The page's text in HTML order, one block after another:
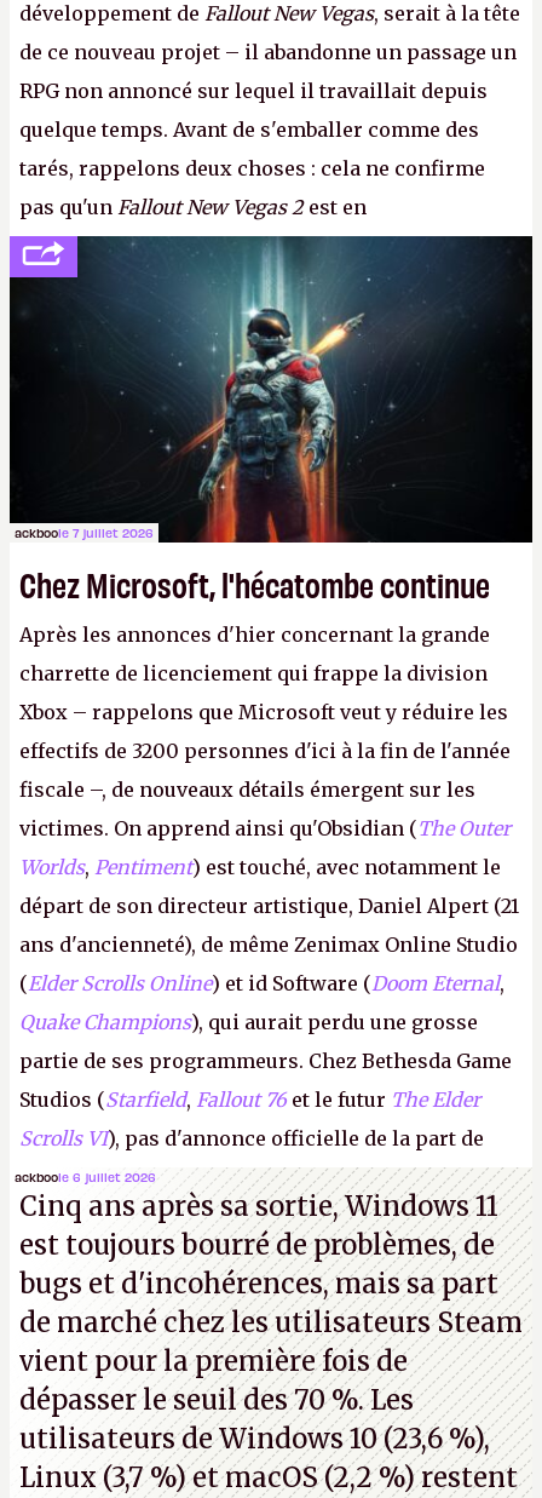
développement de Fallout New Vegas, serait à la tête
de ce nouveau projet – il abandonne un passage un
RPG non annoncé sur lequel il travaillait depuis
quelque temps. Avant de s'emballer comme des
tarés, rappelons deux choses : cela ne confirme
pas qu'un Fallout New Vegas 2est en
développement (pour ce que l'on sait, ils bossent
peut-être sur
Fallout Football ou
Fallout vs. Les
Lapins Crétins) et l'Obsidian d'aujourd'hui n'est plus
le même studio qu'il y a 15 ans. Mais bon, OK, on
peut commencer à fantasmer.A.
ackboole 7 juillet 2026
Chez Microsoft, l'hécatombe continue
Après les annonces d'hier concernant la grande
charrette de licenciement qui frappe la division
Xbox – rappelons que Microsoft veut y réduire les
effectifs de 3200 personnes d'ici à la fin de l'année
fiscale –, de nouveaux détails émergent sur les
victimes. On apprend ainsi qu'Obsidian (The Outer
Worlds, Pentiment) est touché, avec notamment le
départ de son directeur artistique, Daniel Alpert (21
ans d'ancienneté), de même Zenimax Online Studio
(Elder Scrolls Online) et id Software (Doom Eternal,
Quake Champions), qui aurait perdu une grosse
partie de ses programmeurs. Chez Bethesda Game
Studios (Starfield, Fallout 76 et le futur The Elder
Scrolls VI), pas d'annonce officielle de la part de
Microsoft, mais le syndicat des employés confirme
de nombreux licenciements.A.
ackboole 6 juillet 2026
Cinq ans après sa sortie, Windows 11
est toujours bourré de problèmes, de
bugs et d'incohérences, mais sa part
de marché chez les utilisateurs Steam
vient pour la première fois de
dépasser le seuil des 70 %. Les
utilisateurs de Windows 10 (23,6 %),
Linux (3,7 %) et macOS (2,2 %) restent